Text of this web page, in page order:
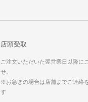
店頭受取
ご注文いただいた翌営業日以降に
せ。
※お急ぎの場合は店舗までご連絡
す